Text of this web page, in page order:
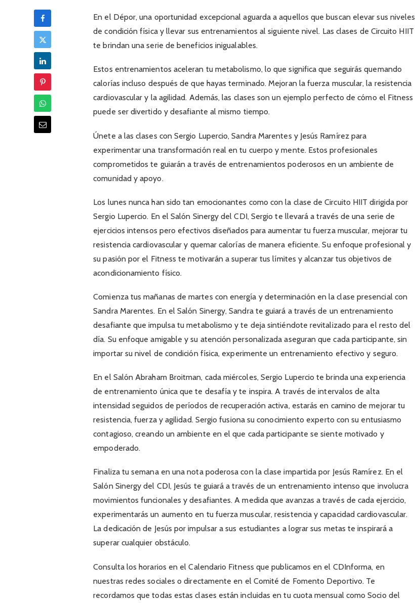
En el Dépor, una oportunidad excepcional aguarda a aquellos que buscan elevar sus niveles
de condición física y llevar sus entrenamientos al siguiente nivel. Las clases de Circuito HIIT
te brindan una serie de beneficios inigualables.
Estos entrenamientos aceleran tu metabolismo, lo que significa que seguirás quemando
calorías incluso después de que hayas terminado. Mejoran la fuerza muscular, la resistencia
cardiovascular y la agilidad. Además, las clases son un ejemplo perfecto de cómo el Fitness
puede ser divertido y desafiante al mismo tiempo.
Únete a las clases con Sergio Lupercio, Sandra Marentes y Jesús Ramírez para
experimentar una transformación real en tu cuerpo y mente. Estos profesionales
comprometidos te guiarán a través de entrenamientos poderosos en un ambiente de
comunidad y apoyo.
Los lunes nunca han sido tan emocionantes como con la clase de Circuito HIIT dirigida por
Sergio Lupercio. En el Salón Sinergy del CDI, Sergio te llevará a través de una serie de
ejercicios intensos pero efectivos diseñados para aumentar tu fuerza muscular, mejorar tu
resistencia cardiovascular y quemar calorías de manera eficiente. Su enfoque profesional y
su pasión por el Fitness te motivarán a superar tus límites y alcanzar tus objetivos de
acondicionamiento físico.
Comienza tus mañanas de martes con energía y determinación en la clase presencial con
Sandra Marentes. En el Salón Sinergy, Sandra te guiará a través de un entrenamiento
desafiante que impulsa tu metabolismo y te deja sintiéndote revitalizado para el resto del
día. Su enfoque amigable y su atención personalizada aseguran que cada participante, sin
importar su nivel de condición física, experimente un entrenamiento efectivo y seguro.
En el Salón Abraham Broitman, cada miércoles, Sergio Lupercio te brinda una experiencia
de entrenamiento única que te desafía y te inspira. A través de intervalos de alta
intensidad seguidos de períodos de recuperación activa, estarás en camino de mejorar tu
resistencia, fuerza y agilidad. Sergio fusiona su conocimiento experto con su entusiasmo
contagioso, creando un ambiente en el que cada participante se siente motivado y
empoderado.
Finaliza tu semana en una nota poderosa con la clase impartida por Jesús Ramírez. En el
Salón Sinergy del CDI, Jesús te guiará a través de un entrenamiento intenso que involucra
movimientos funcionales y desafiantes. A medida que avanzas a través de cada ejercicio,
experimentarás un aumento en tu fuerza muscular, resistencia y capacidad cardiovascular.
La dedicación de Jesús por impulsar a sus estudiantes a lograr sus metas te inspirará a
superar cualquier obstáculo.
Consulta los horarios en el Calendario Fitness que publicamos en el CDInforma, en
nuestras redes sociales o directamente en el Comité de Fomento Deportivo. Te
recordamos que todas estas clases están incluidas en tu cuota mensual como Socio del